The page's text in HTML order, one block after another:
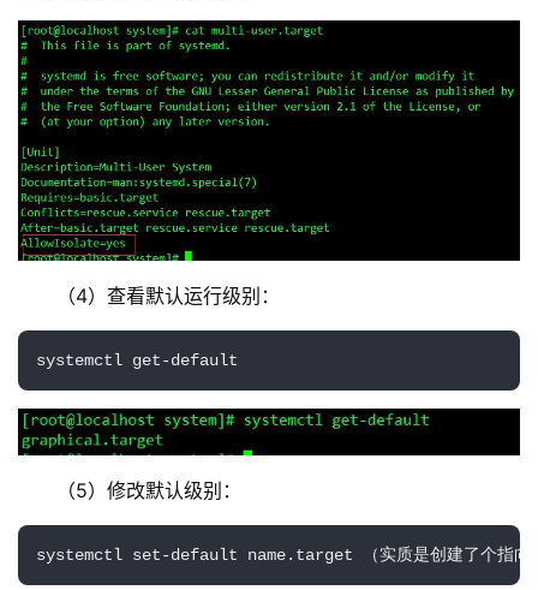
（4）查看默认运行级别：
systemctl get-default
（5）修改默认级别：
systemctl set-default name.target （实质是创建了个指